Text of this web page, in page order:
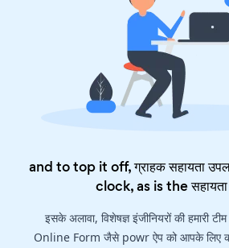
and to top it off, ग्राहक सहायता
clock, as is the
इसके अलावा, विशेषज्ञ इंजीनियरों की हमारी
Online Form जैसे powr ऐप को आपके लिए